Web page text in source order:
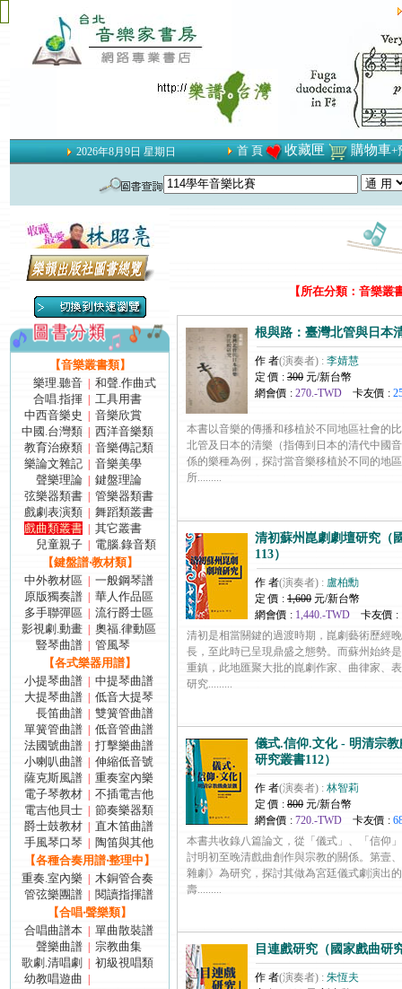
2026年8月9日 星期日 首 頁 收藏匣 購物車+
【音樂叢書類】
樂理.聽音
和聲.作曲式
合唱.指揮
工具用書
中西音樂史
音樂欣賞
中國.台灣類
西洋音樂類
教育治療類
音樂傳記類
樂論文雜記
音樂美學
聲樂理論
鍵盤理論
弦樂器類書
管樂器類書
戲劇表演類
舞蹈類叢書
戲曲類叢書
其它叢書
兒童親子
電腦.錄音類
【鍵盤譜‧教材類】
中外教材區
一般鋼琴譜
原版獨奏譜
華人作品區
多手聯彈區
流行爵士區
影視劇.動畫
奧福.律動區
豎琴曲譜
管風琴
【各式樂器用譜】
小提琴曲譜
中提琴曲譜
大提琴曲譜
低音大提琴
長笛曲譜
雙簧管曲譜
單簧管曲譜
低音管曲譜
法國號曲譜
打擊樂曲譜
小喇叭曲譜
伸縮低音號
薩克斯風譜
重奏室內樂
電子琴教材
不插電吉他
電吉他貝士
節奏樂器類
爵士鼓教材
直木笛曲譜
手風琴口琴
陶笛與其他
【各種合奏用譜‧整理中】
重奏.室內樂
木銅管合奏
管弦樂團譜
閱讀指揮譜
【合唱‧聲樂類】
合唱曲譜本
單曲散裝譜
聲樂曲譜
宗教曲集
歌劇.清唱劇
初級視唱類
幼教唱遊曲
【所在分類：音樂叢
根與路：臺灣北管與日本
作 者(演奏者) : 李婧慧
定 價 : 300 元/新台幣
網會價 : 270.-TWD 卡友價 :
本書以音樂的傳播和移植於不同地區社會的
北管及日本的清樂（指傳到日本的清代中國
係的樂種為例，探討當音樂移植於不同的地
所.........
清初蘇州崑劇劇壇研究（
113）
作 者(演奏者) : 盧柏勳
定 價 : 1,600 元/新台幣
網會價 : 1,440.-TWD 卡友價 :
清初是相當關鍵的過渡時期，崑劇藝術歷經
長，至此時已呈現鼎盛之態勢。而蘇州始終
重鎮，此地匯聚大批的崑劇作家、曲律家、
研究.........
儀式.信仰.文化 - 明清宗
研究叢書112）
作 者(演奏者) : 林智莉
定 價 : 800 元/新台幣
網會價 : 720.-TWD 卡友價 :
本書共收錄八篇論文，從「儀式」、「信仰
討明初至晚清戲曲創作與宗教的關係。第壹
雜劇》為研究，探討其做為宮廷儀式劇演出
壽.........
目連戲研究（國家戲曲研
作 者(演奏者) : 朱恆夫